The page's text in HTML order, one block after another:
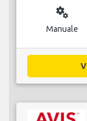
miscellaneous_services
Manuale